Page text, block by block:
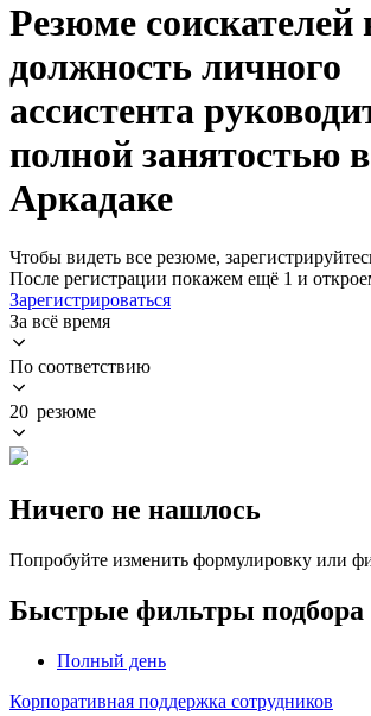
Резюме соискателей
должность личного
ассистента
полной занятостью в
Аркадаке
Чтобы видеть все резюме,
После регистрации покажем ещё 1 и
Зарегистрироваться
За всё время
По соответствию
20 резюме
Ничего не нашлось
Попробуйте изменить формулировку или
Быстрые фильтры подбора
Полный день
Корпоративная поддержка сотрудников